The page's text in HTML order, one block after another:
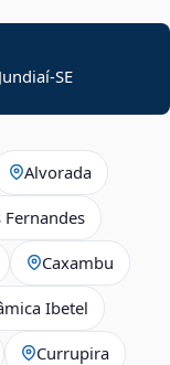
Jundiaí-SE
Alvorada
Caxambu
Ibetel
Currupira